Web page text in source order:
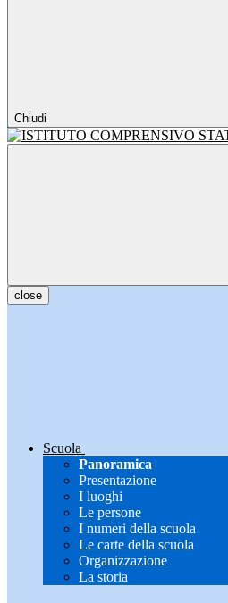
Chiudi
close
Scuola
Panoramica
Presentazione
I luoghi
Le persone
I numeri della scuola
Le carte della scuola
Organizzazione
La storia